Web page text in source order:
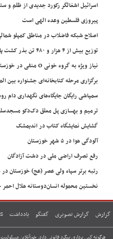
اسرائیل اشغالگر رکورد جدیدی از ظلم و
پیروزی فلسطین وعده الهی است
اصلاح شبکه فاضلاب در مناطق کمپلو
توزیع بیش از ۴ هزار و ۴۸۰ تن بذر کشت پاییزه در خوزستان
نیاز ویژه به گروه خونی O منفی در خوزستان
برگزاری مرحله کتابخانه‌ای جشنواره بین
سمپاشی رایگان جایگاه‌های نگهداری دام
ترمیم و بهسازی پل معلق دک‌دکو
گشایش نمایشگاه کتاب در اندیمشک
آلودگی هوا در ۵ شهر خوزستان
رفع تصرف اراضی ملی در دشت آزادگان
رتبه برتر سپاه ولی عصر (عج) خوزستان
نخستین محموله انسان‌دوستانه هلال
گزارش گزارش تصویری گفتگو یادداشت
هرگونه کپی برداری پیگرد قانونی دارد. خوزآنلاین